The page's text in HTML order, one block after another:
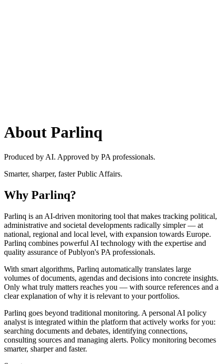
About Parlinq
Produced by AI. Approved by PA professionals.
Smarter, sharper, faster Public Affairs.
Why Parlinq?
Parlinq is an AI-driven monitoring tool that makes tracking political,
administrative and societal developments radically simpler — at
national, regional and local level, with expansion towards Europe.
Parlinq combines powerful AI technology with the expertise and
quality assurance of Publyon's PA professionals.
With smart algorithms, Parlinq automatically translates large
volumes of documents, agendas and decisions into concrete insights.
Only what truly matters reaches you — with source references and a
clear explanation of why it is relevant to your portfolios.
Parlinq goes beyond traditional monitoring. A personal AI policy
analyst is integrated within the platform that actively works for you:
searching documents and debates, identifying connections,
consulting sources and managing alerts. Policy monitoring becomes
smarter, sharper and faster.